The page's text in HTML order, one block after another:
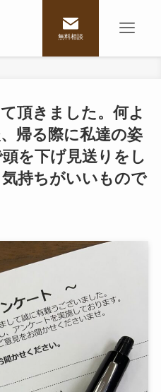
無料相談
頂きました。何よ
帰る際に私達の姿
を下げ見送りをし
持ちがいいもので